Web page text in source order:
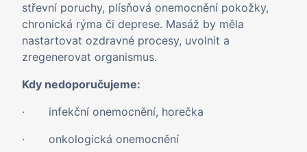
střevní poruchy, plísňová onemocnění pokožky,
chronická rýma či deprese. Masáž by měla
nastartovat ozdravné procesy, uvolnit a
zregenerovat organismus.
Kdy nedoporučujeme:
· infekční onemocnění, horečka
· onkologická onemocnění